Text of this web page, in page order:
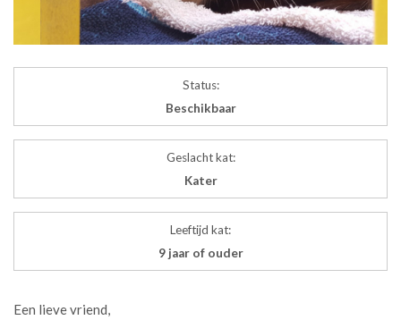
Status:
Beschikbaar
Geslacht kat:
Kater
Leeftijd kat:
9 jaar of ouder
Een lieve vriend,